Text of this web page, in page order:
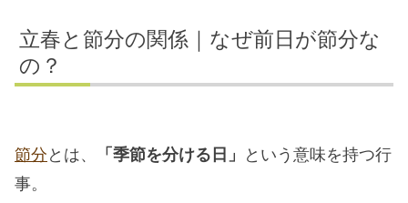
立春と節分の関係｜なぜ前日が節分な
の？
節分 とは、 「季節を分ける日」
という意味を持つ行
事。